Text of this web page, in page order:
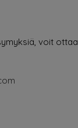
voit